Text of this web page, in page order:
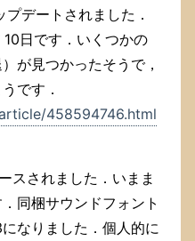
デートされました．
日です．いくつかの
が見つかったそうで，
です．
458594746.html
スされました．いまま
同梱サウンドフォント
なりました．個人的に